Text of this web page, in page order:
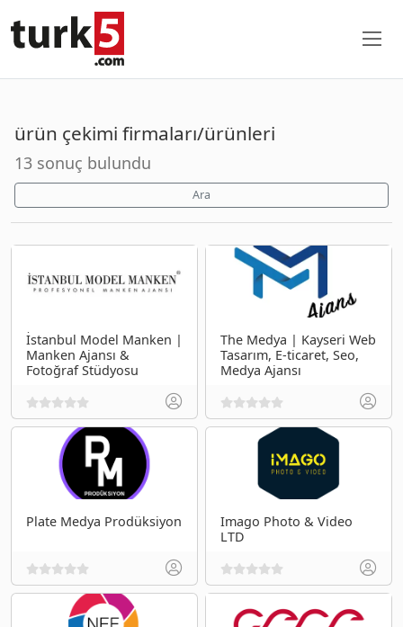
ürün çekimi firmaları/ürünleri
13 sonuç bulundu
Ara
İstanbul Model Manken |
Manken Ajansı &
Fotoğraf Stüdyosu
The Medya | Kayseri Web
Tasarım, E-ticaret, Seo,
Medya Ajansı
Plate Medya Prodüksiyon
Imago Photo & Video
LTD